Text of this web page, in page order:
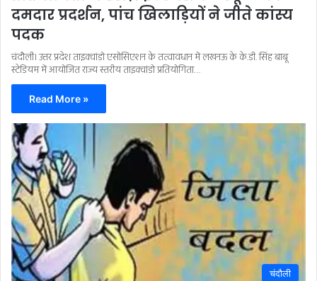
दमदार प्रदर्शन, पांच खिलाड़ियों ने जीते कांस्य
पदक
चंदौली। उत्तर प्रदेश ताइक्वांडो एसोसिएशन के तत्वावधान में लखनऊ के के.डी. सिंह बाबू
स्टेडियम में आयोजित राज्य स्तरीय ताइक्वांडो प्रतियोगिता…
Read More »
चंदौली